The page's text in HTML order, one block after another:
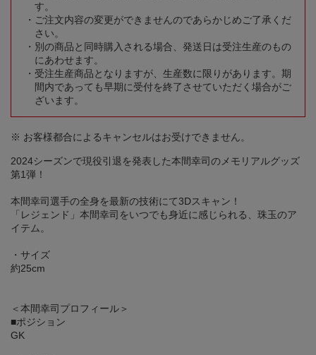
す。
ご注文内容の変更ができませんのであらかじめご了承くだ
さい。
別の商品と同時購入される場合、発送日は受注生産のもの
にあわせます。
受注生産商品となりますが、生産数に限りがあります。期
間内であっても早期に受付を終了させていただく場合がご
ざいます。
※ お客様都合によるキャンセルはお受けできません。
2024シーズンで現役引退を発表した本間幸司のメモリアルグッズ
第1弾！
本間幸司選手の全身を最新の技術にて3Dスキャン！
「レジェンド」本間幸司をいつでも身近に感じられる、珠玉のア
イテム。
・サイズ
約25cm
＜本間幸司プロフィール＞
■ポジション
GK